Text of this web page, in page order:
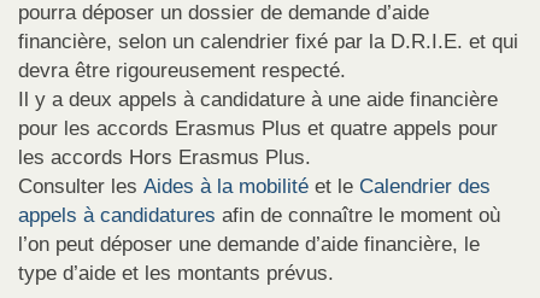
pourra déposer un dossier de demande d’aide
financière, selon un calendrier fixé par la D.R.I.E. et qui
devra être rigoureusement respecté.
Il y a deux appels à candidature à une aide financière
pour les accords Erasmus Plus et quatre appels pour
les accords Hors Erasmus Plus.
Consulter les Aides à la mobilité et le Calendrier des
appels à candidatures afin de connaître le moment où
l’on peut déposer une demande d’aide financière, le
type d’aide et les montants prévus.